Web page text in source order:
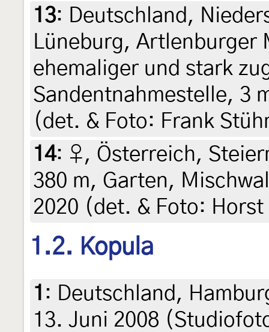
13: Deutschland,
Lüneburg, Artlenburger
ehemaliger und stark
Sandentnahmestelle, 3
(det. & Foto: Frank
14: ♀, Österreich,
380 m, Garten,
2020 (det. & Foto:
1.2. Kopula
1 : Deutschland,
13. Juni 2008